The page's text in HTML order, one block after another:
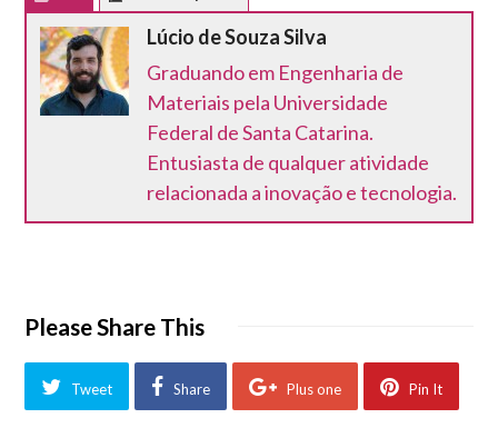
Lúcio de Souza Silva
Graduando em Engenharia de
Materiais pela Universidade
Federal de Santa Catarina.
Entusiasta de qualquer atividade
relacionada a inovação e tecnologia.
Please Share This
Tweet Share Plus one Pin It